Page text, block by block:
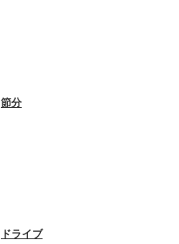
節分
ドライブ